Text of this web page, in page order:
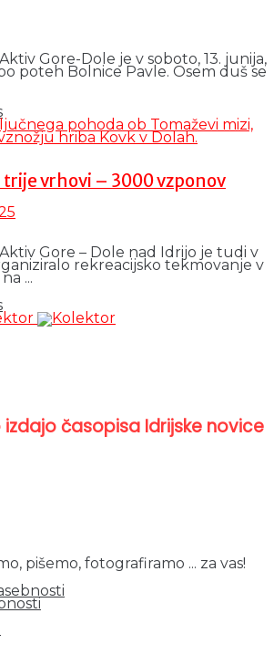
Gore-Dole je v soboto, 13. junija,
poteh Bolnice Pavle. Osem duš se
vrhovi – 3000 vzponov
Gore – Dole nad Idrijo je tudi v
rekreacijsko tekmovanje v
...
izdajo časopisa Idrijske novice
pišemo, fotografiramo ... za vas!